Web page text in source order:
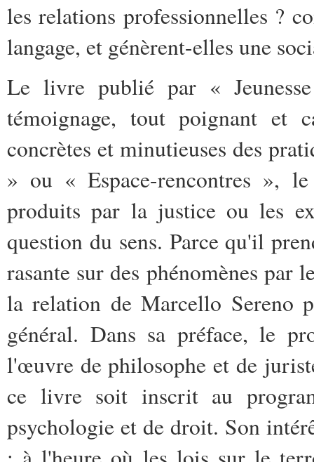
les relations professionnelles ?
langage, et génèrent-elles une
Le livre publié par «
témoignage, tout poignant et
concrètes et minutieuses des
» ou « Espace-rencontres »,
produits par la justice ou les
question du sens. Parce qu'il
rasante sur des phénomènes par
la relation de Marcello Sereno
général. Dans sa préface, le
l'œuvre de philosophe et de
ce livre soit inscrit au
psychologie et de droit. Son